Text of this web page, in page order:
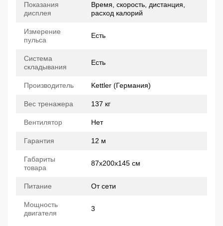
Показания
дисплея
Время, скорость, дистанция,
расход калорий
Измерение
пульса
Есть
Система
складывания
Есть
Производитель Kettler (Германия)
Вес тренажера 137 кг
Вентилятор Нет
Гарантия 12 м
Габариты
товара
87x200x145 см
Питание От сети
Мощность
двигателя
3